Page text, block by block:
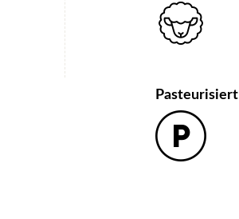
Pasteurisiert